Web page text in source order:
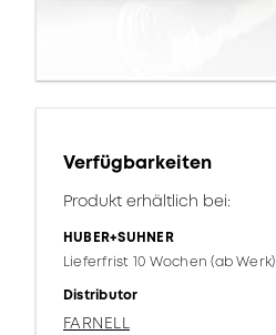
Verfügbarkeiten
Produkt erhältlich bei:
HUBER+SUHNER
Lieferfrist 10 Wochen (ab Werk)
Distributor
FARNELL